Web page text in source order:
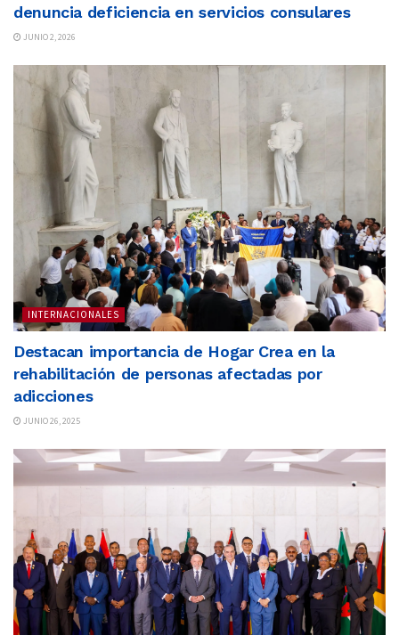
denuncia deficiencia en servicios consulares
JUNIO 2, 2026
INTERNACIONALES
Destacan importancia de Hogar Crea en la
rehabilitación de personas afectadas por
adicciones
JUNIO 26, 2025